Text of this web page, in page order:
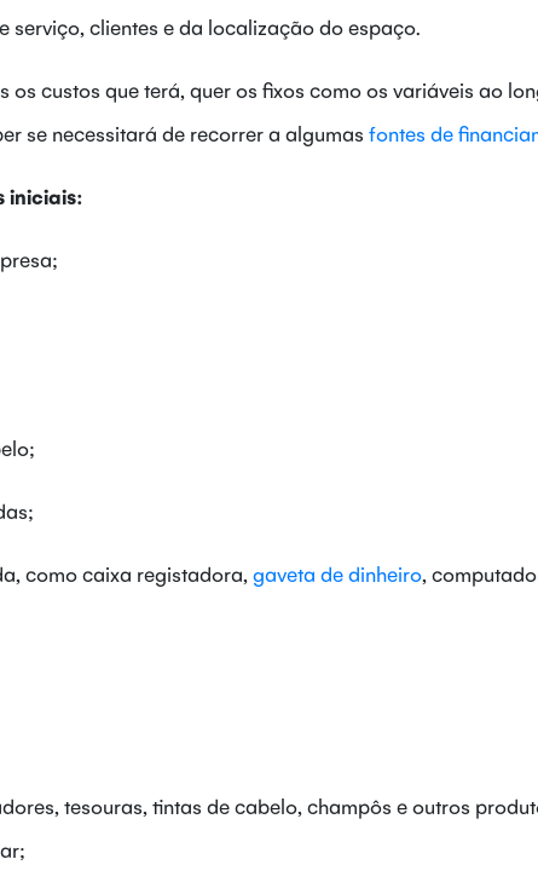
serviço, clientes e da localização do espaço.
os custos que terá, quer os fixos como os variáveis ao
se necessitará de recorrer a algumas fontes de
iniciais:
como caixa registadora, gaveta de dinheiro,
tesouras, tintas de cabelo, champôs e outros